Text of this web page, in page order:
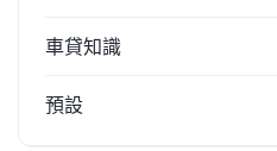
車貸知識
預設